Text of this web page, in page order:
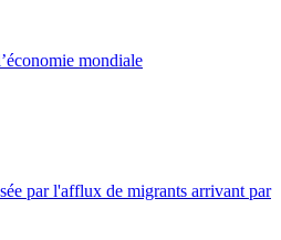
mondiale
par l'afflux de migrants arrivant par